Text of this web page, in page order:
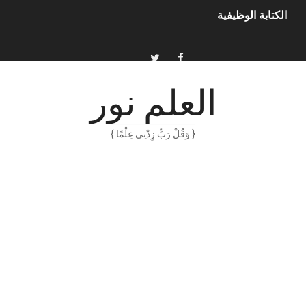
الكتابة الوظيفية
العقل سلاح ذو حدينالعلم نور
{ وَقُلْ رَبِّ زِدْنِي عِلْمًا }